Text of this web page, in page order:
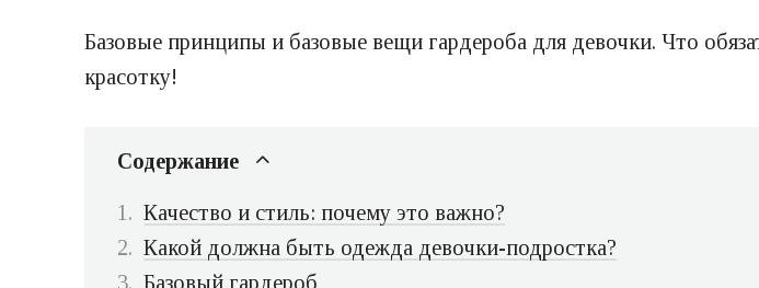
Базовые принципы и базовые вещи гардероба для девочки. Что
красотку!
Содержание
Качество и стиль: почему это важно?
Какой должна быть одежда девочки-подростка?
Базовый гардероб